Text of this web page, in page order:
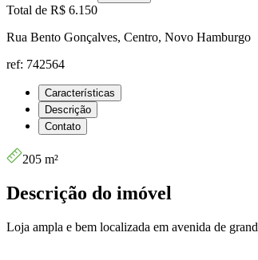
Total de R$ 6.150
Rua Bento Gonçalves, Centro, Novo Hamburgo
ref: 742564
Características
Descrição
Contato
205 m²
Descrição do imóvel
Loja ampla e bem localizada em avenida de